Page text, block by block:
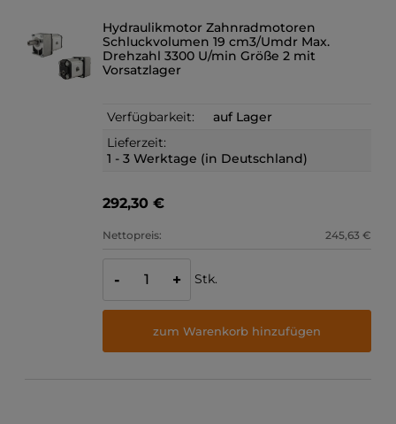
Hydraulikmotor Zahnradmotoren
Schluckvolumen 19 cm3/Umdr Max.
Drehzahl 3300 U/min Größe 2 mit
Vorsatzlager
Verfügbarkeit:
auf Lager
Lieferzeit:
1 - 3 Werktage (in Deutschland)
292,30 €
Nettopreis: 245,63 €
- + Stk.
zum Warenkorb hinzufügen